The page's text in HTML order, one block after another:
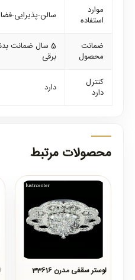
موارد
استفاده
سالن-پذیرایی-
ضمانت
محصول
برقی
کنترل
دارد
دارد
محصولات مرتبط
لوستر سقفی مدرن 33616